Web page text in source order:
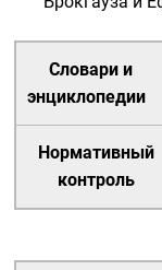
Словари и
энциклопедии
Нормативный
контроль